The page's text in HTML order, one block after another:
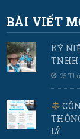
BÀI VIẾT
KỶ
TNHH
25
LÝ